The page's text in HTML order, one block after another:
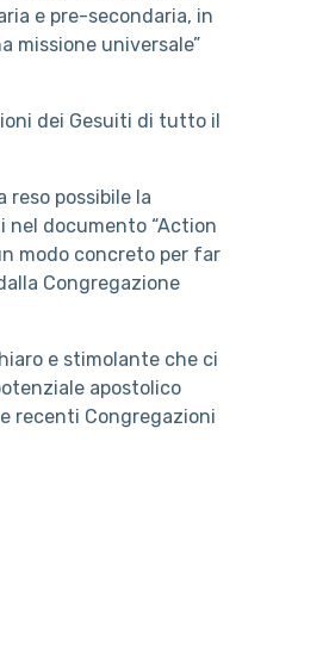
e pre-secondaria, in
missione universale”
dei Gesuiti di tutto il
reso possibile la
nel documento “Action
modo concreto per far
Congregazione
e stimolante che ci
apostolico
recenti Congregazioni